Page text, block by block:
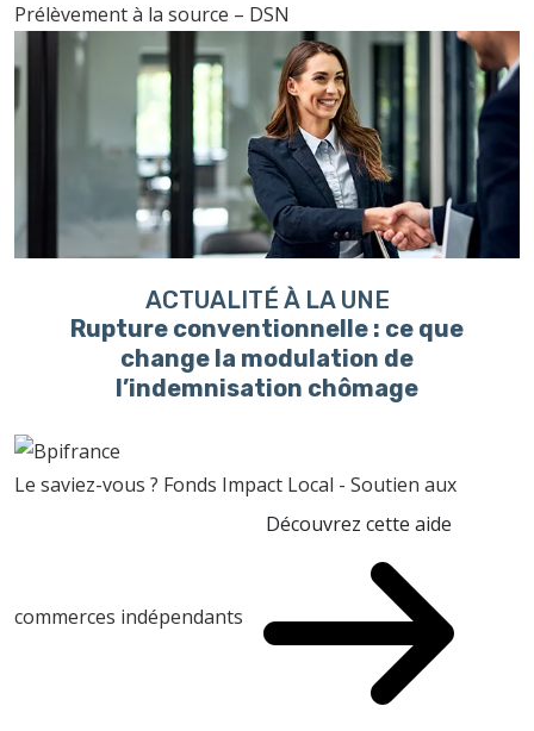
Prélèvement à la source – DSN
ACTUALITÉ À LA UNE
Rupture conventionnelle : ce que
change la modulation de
l’indemnisation chômage
Le saviez-vous ? Fonds Impact Local - Soutien aux
commerces indépendants
Découvrez cette aide